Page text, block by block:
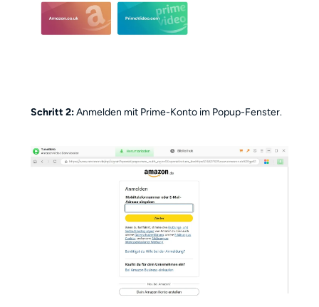
Schritt 2:Anmelden mit Prime-Konto im Popup-Fenster.